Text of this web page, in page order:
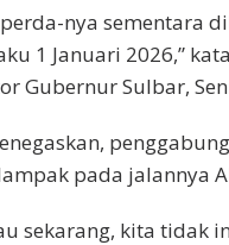
nya sementara
1 Januari 2026,”
Gubernur Sulbar,
pada jalannya
sekarang, kita tidak